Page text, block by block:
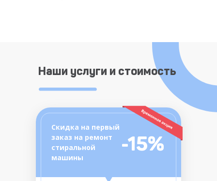
Наши услуги и стоимость
Скидка на первый
заказ на ремонт
стиральной
машины
-15%